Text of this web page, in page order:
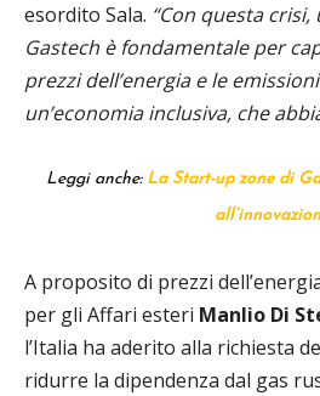
esordito Sala. “Con questa
Gastech è fondamentale per
prezzi dell’energia e le
un’economia inclusiva, che
Leggi anche: La Start-up zone di
A proposito di prezzi
per gli Affari esteri Manlio Di
l’Italia ha aderito alla richiesta
ridurre la dipendenza dal gas